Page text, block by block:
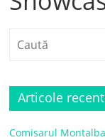
Articole
Comisarul